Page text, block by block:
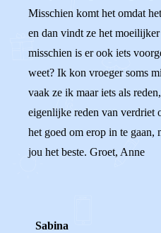
Misschien komt het omdat
en dan vindt ze het
misschien is er ook iets
weet? Ik kon vroeger soms
vaak ze ik maar iets als
eigenlijke reden van verdriet
het goed om erop in te
jou het beste. Groet, Anne
Sabina